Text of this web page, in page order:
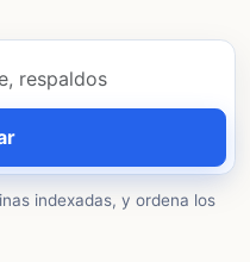
indexadas, y ordena los